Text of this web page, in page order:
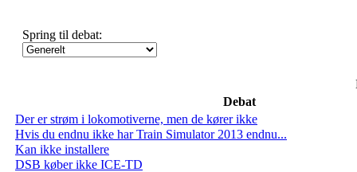
Spring til debat:
Debat
Der er strøm i lokomotiverne, men de kører ikke
Hvis du endnu ikke har Train Simulator 2013 endnu...
Kan ikke installere
DSB køber ikke ICE-TD